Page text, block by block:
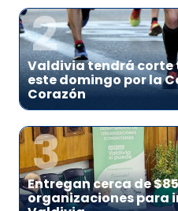
2
Valdivia tendrá corte
este domingo por la
Corazón
3
Entregan cerca de
organizaciones para